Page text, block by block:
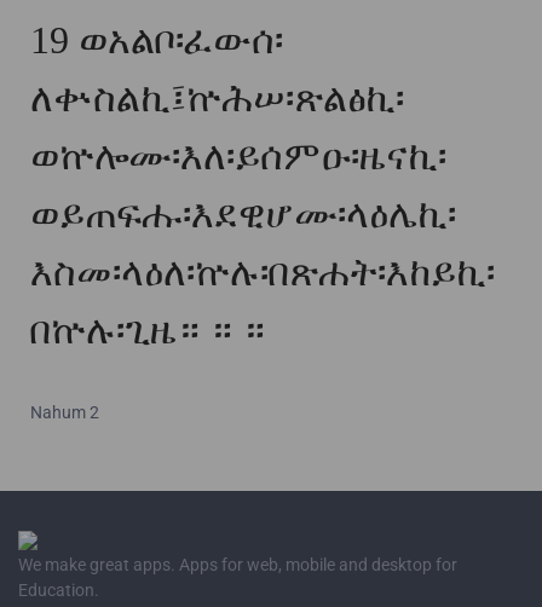
19 ወአልቦ፡ፈውሰ፡
ለቍስልኪ፤ኵሕሠ፡ጽልፅኪ፡
ወኵሎሙ፡እለ፡ይሰምዑ፡ዜናኪ፡
ወይጠፍሑ፡እደዊሆሙ፡ላዕሌኪ፡
እስመ፡ላዕለ፡ኵሉ፡በጽሐት፡እከይኪ፡
በኵሉ፡ጊዜ። ። ።
Nahum 2
We make great apps. Apps for web, mobile and desktop for
Education.